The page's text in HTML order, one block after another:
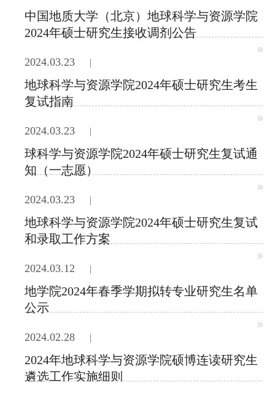
中国地质大学（北京）地球科学与资源学院
2024年硕士研究生接收调剂公告
2024.03.23
地球科学与资源学院2024年硕士研究生考生
复试指南
2024.03.23
球科学与资源学院2024年硕士研究生复试通
知（一志愿）
2024.03.23
地球科学与资源学院2024年硕士研究生复试
和录取工作方案
2024.03.12
地学院2024年春季学期拟转专业研究生名单
公示
2024.02.28
2024年地球科学与资源学院硕博连读研究生
遴选工作实施细则